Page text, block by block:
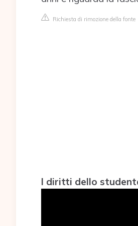
Richiesta di rimozione della fonte
I diritti dello